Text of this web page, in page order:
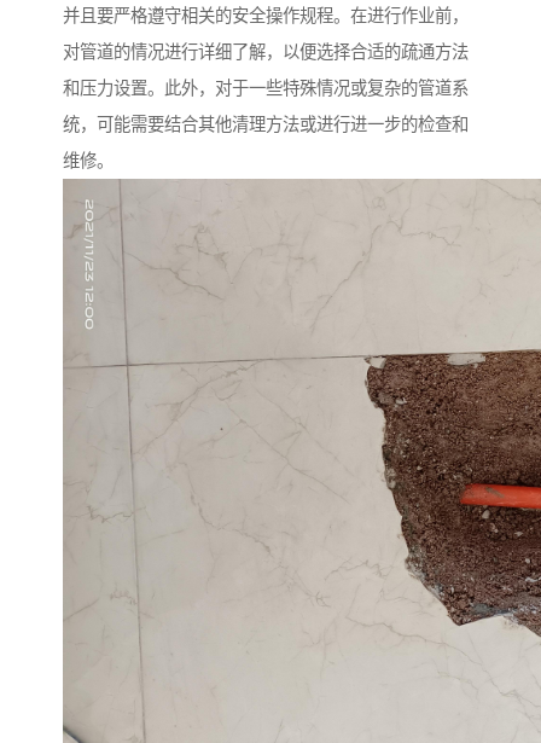
并且要严格遵守相关的安全操作规程。在进行作业前，
对管道的情况进行详细了解，以便选择合适的疏通方法
和压力设置。此外，对于一些特殊情况或复杂的管道系
统，可能需要结合其他清理方法或进行进一步的检查和
维修。